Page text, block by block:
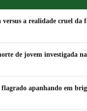
a realidade cruel da
de jovem investigada
apanhando em